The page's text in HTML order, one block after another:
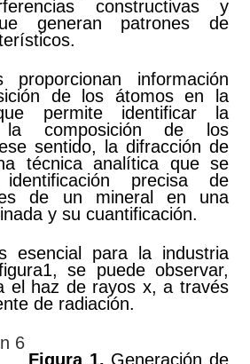
constructivas y
generan patrones de
proporcionan información
de los átomos en la
permite identificar la
composición de los
sentido, la difracción de
técnica analítica que se
precisa de
de un mineral en una
y su cuantificación.
esencial para la industria
se puede observar,
el haz de rayos x, a través
de radiación.
Figura 1. Generación de